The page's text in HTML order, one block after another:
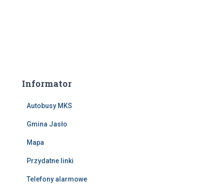
Informator
Autobusy MKS
Gmina Jasło
Mapa
Przydatne linki
Telefony alarmowe